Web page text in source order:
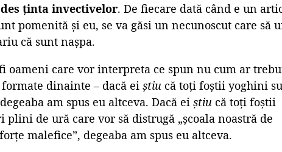
ținta invectivelor. De fiecare dată când e un
pomenită și eu, se va găsi un necunoscut care să
că sunt nașpa.
oameni care vor interpreta ce spun nu cum ar
dinainte – dacă ei știu că toți foștii yoghini
am spus eu altceva. Dacă ei știu că toți foștii
de ură care vor să distrugă „școala noastră de
malefice”, degeaba am spus eu altceva.